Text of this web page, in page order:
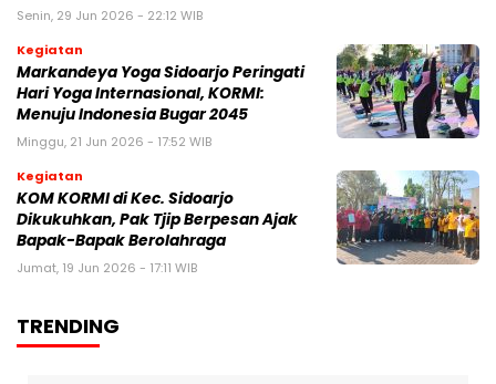
Senin, 29 Jun 2026 - 22:12 WIB
Kegiatan
Markandeya Yoga Sidoarjo Peringati
Hari Yoga Internasional, KORMI:
Menuju Indonesia Bugar 2045
Minggu, 21 Jun 2026 - 17:52 WIB
Kegiatan
KOM KORMI di Kec. Sidoarjo
Dikukuhkan, Pak Tjip Berpesan Ajak
Bapak-Bapak Berolahraga
Jumat, 19 Jun 2026 - 17:11 WIB
TRENDING